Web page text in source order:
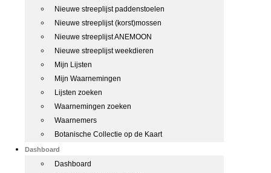
Nieuwe streeplijst paddenstoelen
Nieuwe streeplijst (korst)mossen
Nieuwe streeplijst ANEMOON
Nieuwe streeplijst weekdieren
Mijn Lijsten
Mijn Waarnemingen
Lijsten zoeken
Waarnemingen zoeken
Waarnemers
Botanische Collectie op de Kaart
Dashboard
Dashboard